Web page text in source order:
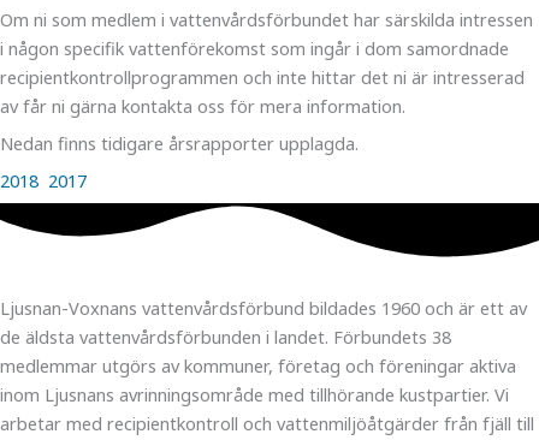
Om ni som medlem i vattenvårdsförbundet har särskilda intressen
i någon specifik vattenförekomst som ingår i dom samordnade
recipientkontrollprogrammen och inte hittar det ni är intresserad
av får ni gärna kontakta oss för mera information.
Nedan finns tidigare årsrapporter upplagda.
2018 2017
Ljusnan-Voxnans vattenvårdsförbund bildades 1960 och är ett av
de äldsta vattenvårdsförbunden i landet. Förbundets 38
medlemmar utgörs av kommuner, företag och föreningar aktiva
inom Ljusnans avrinningsområde med tillhörande kustpartier. Vi
arbetar med recipientkontroll och vattenmiljöåtgärder från fjäll till